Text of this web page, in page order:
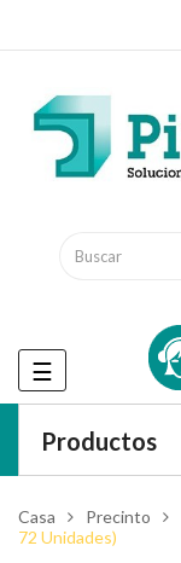
Productos
Navegación
de
☰
Casa Precinto
72 Unidades)